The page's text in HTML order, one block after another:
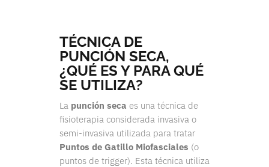
TÉCNICA DE
PUNCIÓN SECA,
¿QUÉ ES Y PARA QUÉ
SE UTILIZA?
La punción seca es una técnica de
fisioterapia considerada invasiva o
semi-invasiva utilizada para tratar
Puntos de Gatillo Miofasciales (o
puntos de trigger). Esta técnica utiliza